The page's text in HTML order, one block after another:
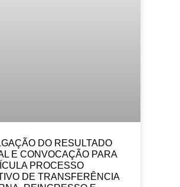
DO RESULTADO
E CONVOCAÇÃO PARA
PROCESSO
DE TRANSFERÊNCIA